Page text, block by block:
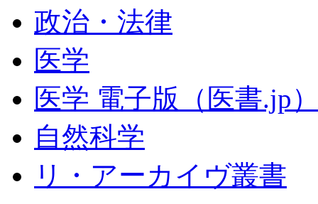
政治・法律
医学
医学 電子版（医書.jp
自然科学
リ・アーカイヴ叢書